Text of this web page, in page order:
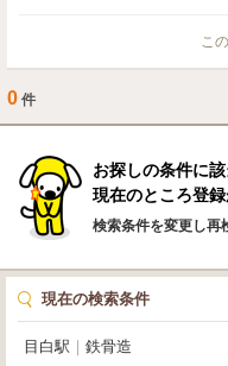
こ
0 件
お探しの条件に
現在のところ登録
検索条件を変更し再
現在の検索条件
目白駅 鉄骨造